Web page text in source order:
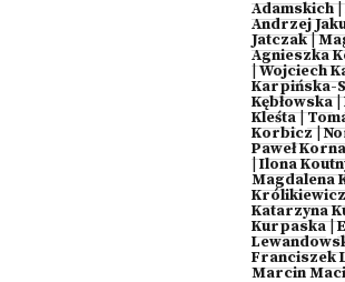
Adamskich|
Andrzej
Jatczak|
Agnieszka
|Wojciech
Karpińska-
Kębłowska|
Kleśta|
Korbicz|
Paweł
|Ilona
Magdalena
Królikiewicz
Katarzyna
Kurpaska|
Franciszek
Marcin